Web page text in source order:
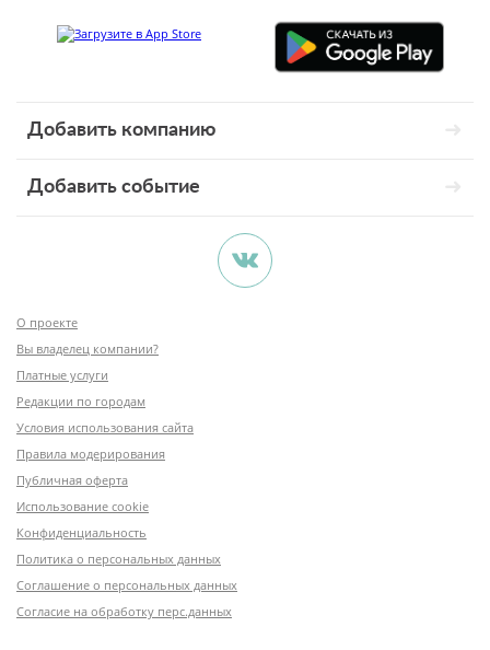
Добавить компанию
Добавить событие
О проекте
Вы владелец компании?
Платные услуги
Редакции по городам
Условия использования сайта
Правила модерирования
Публичная оферта
Использование cookie
Конфиденциальность
Политика о персональных данных
Соглашение о персональных данных
Согласие на обработку перс.данных